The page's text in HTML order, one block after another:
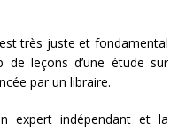
très juste et fondamental
leçons d’une étude sur
par un libraire.
expert indépendant et la